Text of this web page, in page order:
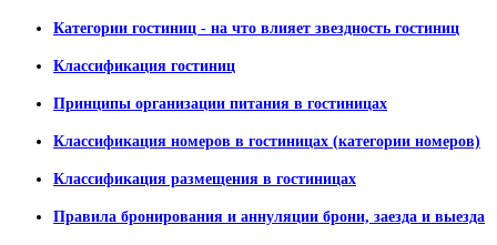
Категории гостиниц - на что влияет звездность гостиниц
Классификация гостиниц
Принципы организации питания в гостиницах
Классификация номеров в гостиницах (категории номеров)
Классификация размещения в гостиницах
Правила бронирования и аннуляции брони, заезда и выезда